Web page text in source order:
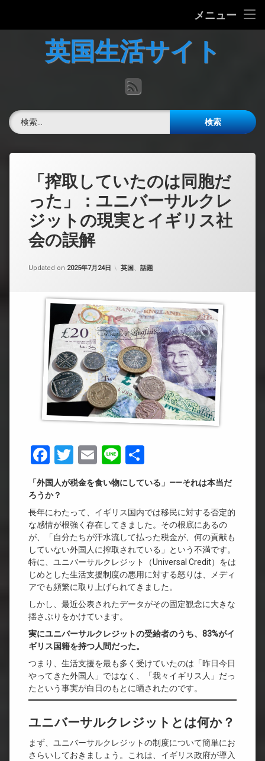
メニュー
英国の文化について
掲示板
英国生活サイト
RSS
「搾取していたのは同胞だ
った」：ユニバーサルクレ
ジットの現実とイギリス社
会の誤解
Updated on 2025年7月24日 カテゴリー:
英国 、 話題
Facebook
Twitter
Email
Line
有
「外国人が税金を食い物にしている」——それは本当だ
ろうか？
長年にわたって、イギリス国内では移民に対する否定的
な感情が根強く存在してきました。その根底にあるの
が、「自分たちが汗水流して払った税金が、何の貢献も
していない外国人に搾取されている」という不満です。
特に、ユニバーサルクレジット（Universal Credit）をは
じめとした生活支援制度の悪用に対する怒りは、メディ
アでも頻繁に取り上げられてきました。
しかし、最近公表されたデータがその固定観念に大きな
揺さぶりをかけています。
実にユニバーサルクレジットの受給者のうち、83%がイ
ギリス国籍を持つ人間だった。
つまり、生活支援を最も多く受けていたのは「昨日今日
やってきた外国人」ではなく、「我々イギリス人」だっ
たという事実が白日のもとに晒されたのです。
ユニバーサルクレジットとは何か？
まず、ユニバーサルクレジットの制度について簡単にお
さらいしておきましょう。これは、イギリス政府が導入